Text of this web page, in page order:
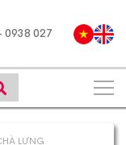
0938 027
LƯNG